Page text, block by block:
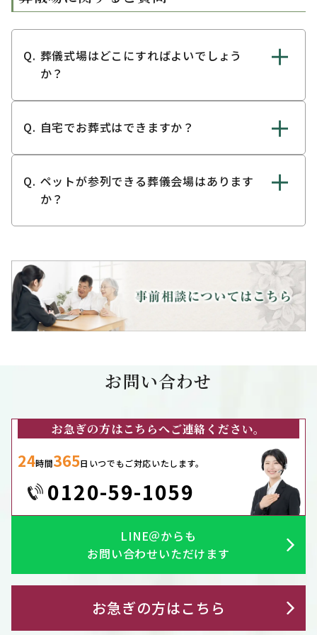
葬儀式場はどこにすればよいでしょう
か？
自宅でお葬式はできますか？
ペットが参列できる葬儀会場はあります
か？
お問い合わせ
お急ぎの方はこちらへご連絡ください。
24時間365日いつでもご対応いたします。
0120-59-1059
LINE＠からも
お問い合わせいただけます
お急ぎの方はこちら